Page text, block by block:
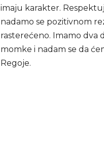
imaju karakter.
nadamo se pozitivnom
rasterećeno. Imamo dva
momke i nadam se da
Regoje.